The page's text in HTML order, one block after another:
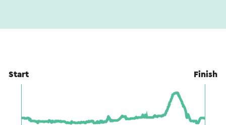
Start Finish